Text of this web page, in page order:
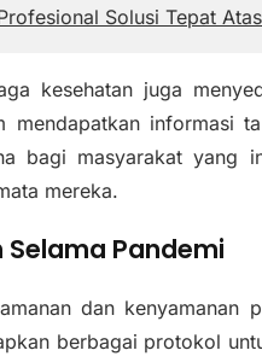
Solusi Tepat
kesehatan juga
mendapatkan informasi
bagi masyarakat yang
mereka.
Pandemi
dan kenyamanan
berbagai protokol